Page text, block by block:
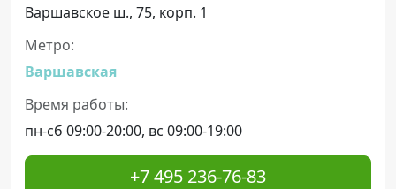
Варшавское ш., 75, корп. 1
Метро:
Варшавская
Время работы:
пн-сб 09:00-20:00, вс 09:00-19:00
+7 495 236-76-83